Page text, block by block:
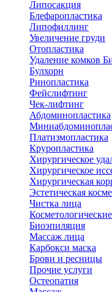
Липосакция
Блефаропластика
Липофиллинг
Увеличение груди
Отопластика
Удаление комков
Булхорн
Ринопластика
Фейслифтинг
Чек-лифтинг
Абдоминопластика
Платизмопластика
Круропластика
Хирургическое
Хирургическое
Хирургическая
Эстетическая
Чистка лица
Биоэпиляция
Массаж лица
Карбокси маска
Брови и ресницы
Прочие услуги
Остеопатия